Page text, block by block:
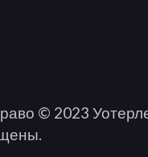
© 2023